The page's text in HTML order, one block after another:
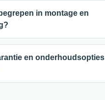
in montage en
en onderhoudsopties